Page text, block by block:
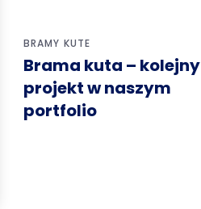
BRAMY KUTE
Brama kuta – kolejny
projekt w naszym
portfolio